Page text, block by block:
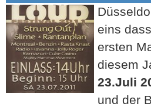
eins
ersten
diesem
23.Juli
und der